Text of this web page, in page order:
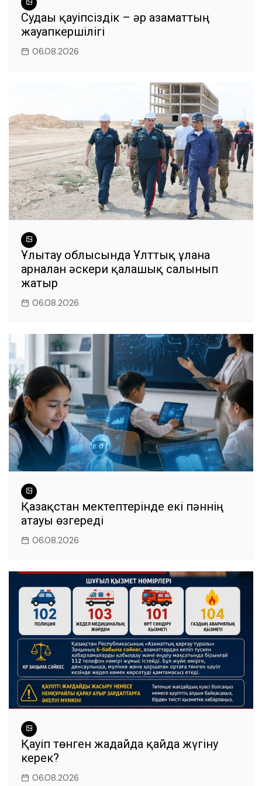
Судағы қауіпсіздік – әр азаматтың
жауапкершілігі
06.08.2026
Ұлытау облысында Ұлттық ұланға
арналған әскери қалашық салынып
жатыр
06.08.2026
Қазақстан мектептерінде екі пәннің
атауы өзгереді
06.08.2026
Қауіп төнген жағдайда қайда жүгіну
керек?
06.08.2026